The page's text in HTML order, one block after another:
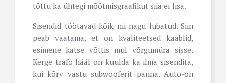
tõttu ka ühtegi mõõtmisgraafikut siia ei lisa.
Sisendid töötavad kõik nii nagu lubatud. Siin
peab vaatama, et on kvaliteetsed kaablid,
esimene katse võttis mul võrgumüra sisse.
Kerge trafo hääl on kuulda ka ilma sisendita,
kui kõrv vastu subwooferit panna. Auto-on